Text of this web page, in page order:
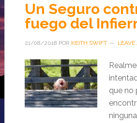
Un Seguro
fuego del
21/08/2018 POR KEITH SWIFT
que no